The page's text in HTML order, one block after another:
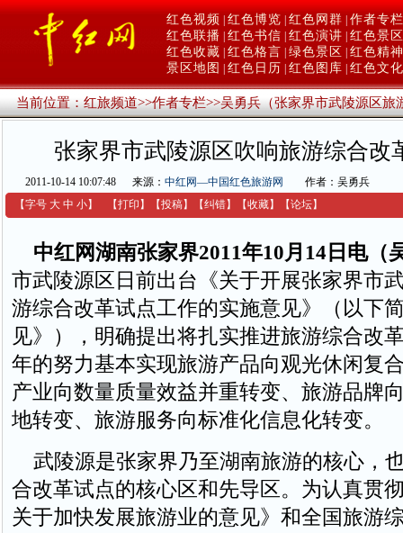
红色视频 红色博览 红色网群 作者专栏
红色联播 红色书信 红色演讲 红色景区
红色收藏 红色格言 绿色景区
红色精神
景区地图
红色日历 红色图库 红色文化
当前位置：红旅频道>>作者专栏>>吴勇兵（张家界市武陵源区旅
张家界市武陵源区吹响旅游综合改
2011-10-14 10:07:48 来源： 中红网—中国红色旅游网
作者：吴勇兵
【字号 大 中 小】 【打印 】 【投稿】 【纠错】 【收藏】 【论坛】
中红网湖南张家界2011年10月14日电（
市武陵源区日前出台《关于开展张家界市
游综合改革试点工作的实施意见》（以下
见》），明确提出将扎实推进旅游综合改
年的努力基本实现旅游产品向观光休闲复
产业向数量质量效益并重转变、旅游品牌
地转变、旅游服务向标准化信息化转变。
武陵源是张家界乃至湖南旅游的核心，
合改革试点的核心区和先导区。为认真贯
关于加快发展旅游业的意见》和全国旅游